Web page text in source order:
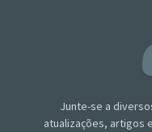
Junte-se a
atualizações, artigos